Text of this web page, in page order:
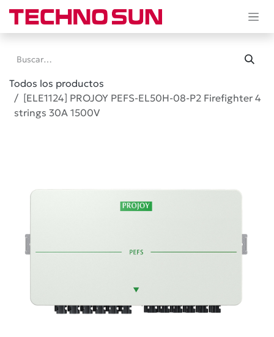
Ir al contenido
Todos los productos
[ELE1124] PROJOY PEFS-EL50H-08-P2 Firefighter 4
strings 30A 1500V